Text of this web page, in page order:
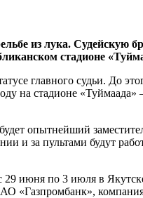
из лука. Судейскую
стадионе
главного судьи. До
на стадионе
опытнейший
и за пультами будут
29 июня по 3 июля в
«Газпромбанк»,